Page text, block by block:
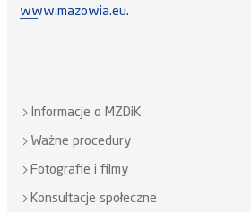
www.mazowia.eu.
Informacje o MZDiK
Ważne procedury
Fotografie i filmy
Konsultacje społeczne